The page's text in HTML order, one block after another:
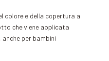
colore e della copertura a
che viene applicata
per bambini